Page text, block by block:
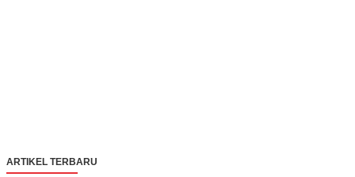
ARTIKEL TERBARU